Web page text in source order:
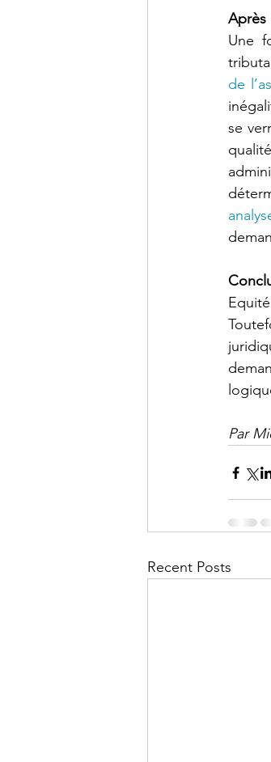
Après
Une
de
se
Par
Recent Posts